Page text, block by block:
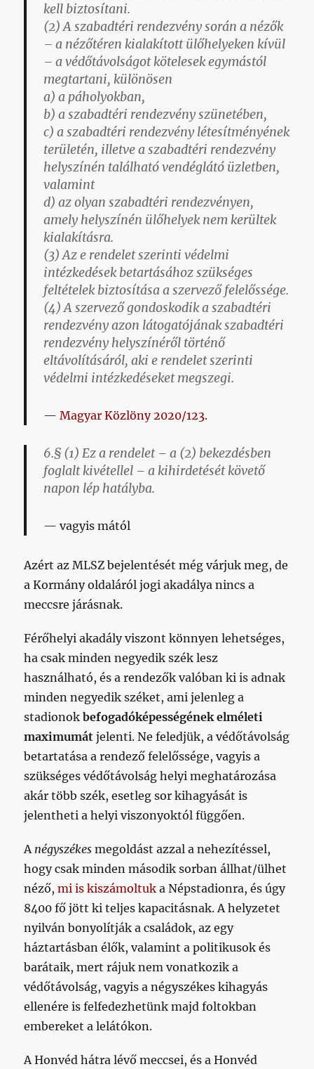
kell biztosítani.
(2) A szabadtéri rendezvény során a nézők
– a nézőtéren kialakított ülőhelyeken kívül
– a védőtávolságot kötelesek egymástól
megtartani, különösen
a) a páholyokban,
b) a szabadtéri rendezvény szünetében,
c) a szabadtéri rendezvény létesítményének
területén, illetve a szabadtéri rendezvény
helyszínén található vendéglátó üzletben,
valamint
d) az olyan szabadtéri rendezvényen,
amely helyszínén ülőhelyek nem kerültek
kialakításra.
(3) Az e rendelet szerinti védelmi
intézkedések betartásához szükséges
feltételek biztosítása a szervező felelőssége.
(4) A szervező gondoskodik a szabadtéri
rendezvény azon látogatójának szabadtéri
rendezvény helyszínéről történő
eltávolításáról, aki e rendelet szerinti
védelmi intézkedéseket megszegi.
Magyar Közlöny 2020/123.
6.§ (1) Ez a rendelet – a (2) bekezdésben
foglalt kivétellel – a kihirdetését követő
napon lép hatályba.
vagyis mától
Azért az MLSZ bejelentését még várjuk meg, de
a Kormány oldaláról jogi akadálya nincs a
meccsre járásnak.
Férőhelyi akadály viszont könnyen lehetséges,
ha csak minden negyedik szék lesz
használható, és a rendezők valóban ki is adnak
minden negyedik széket, ami jelenleg a
stadionokbefogadóképességének elméleti
maximumátjelenti. Ne feledjük, a védőtávolság
betartatása a rendező felelőssége, vagyis a
szükséges védőtávolság helyi meghatározása
akár több szék, esetleg sor kihagyását is
jelentheti a helyi viszonyoktól függően.
A négyszékes megoldást azzal a nehezítéssel,
hogy csak minden második sorban állhat/ülhet
néző,mi is kiszámoltuk a Népstadionra, és úgy
8400 fő jött ki teljes kapacitásnak. A helyzetet
nyilván bonyolítják a családok, az egy
háztartásban élők, valamint a politikusok és
barátaik, mert rájuk nem vonatkozik a
védőtávolság, vagyis a négyszékes kihagyás
ellenére is felfedezhetünk majd foltokban
embereket a lelátókon.
A Honvéd hátra lévő meccsei, és a Honvéd